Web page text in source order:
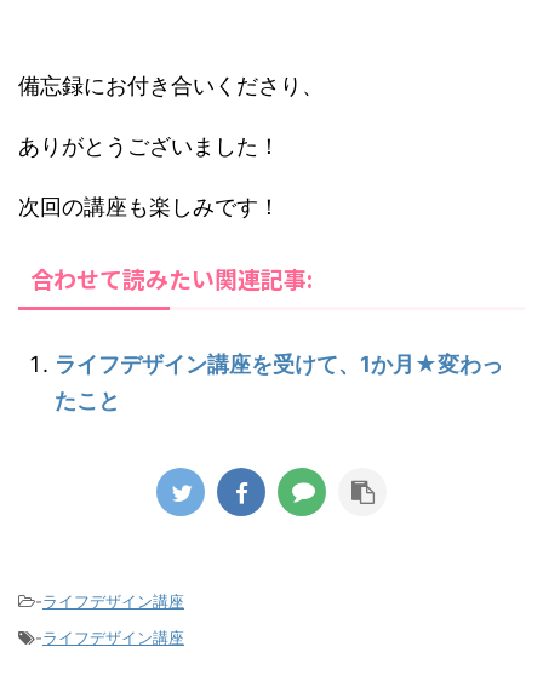
備忘録にお付き合いくださり、
ありがとうございました！
次回の講座も楽しみです！
合わせて読みたい関連記事:
ライフデザイン講座を受けて、1か月★変わっ
たこと
-ライフデザイン講座
-ライフデザイン講座